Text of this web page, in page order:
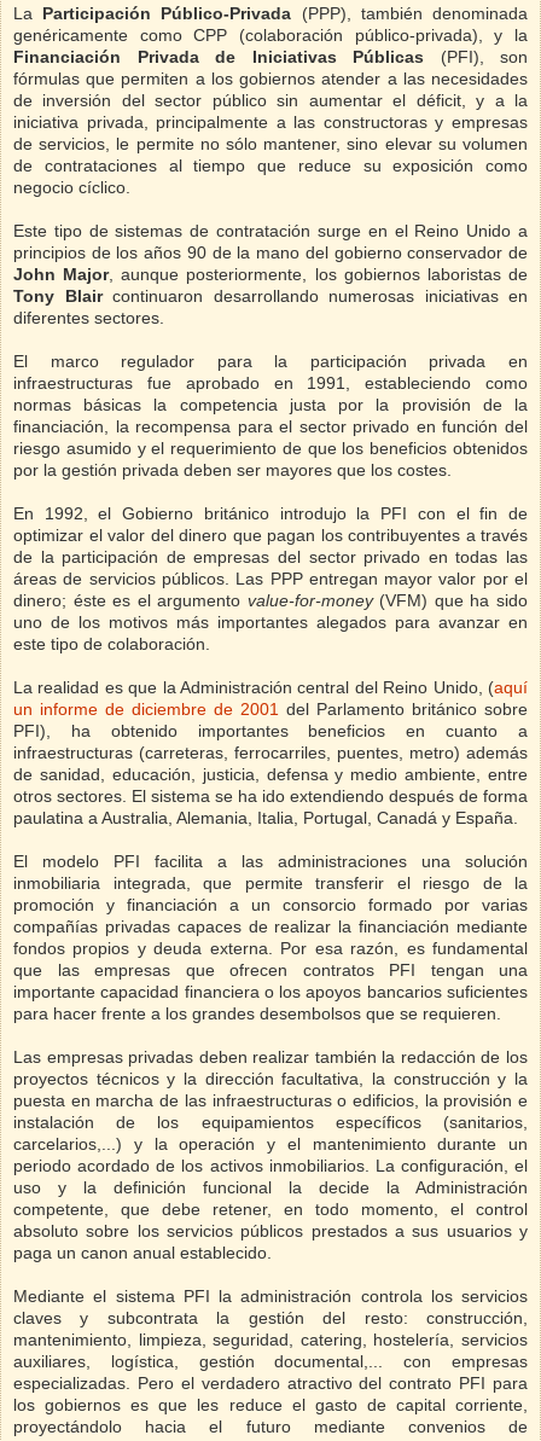
La Participación Público-Privada (PPP), también denominada
genéricamente como CPP (colaboración público-privada), y la
Financiación Privada de Iniciativas Públicas (PFI), son
fórmulas que permiten a los gobiernos atender a las necesidades
de inversión del sector público sin aumentar el déficit, y a la
iniciativa privada, principalmente a las constructoras y empresas
de servicios, le permite no sólo mantener, sino elevar su volumen
de contrataciones al tiempo que reduce su exposición como
negocio cíclico.
Este tipo de sistemas de contratación surge en el Reino Unido a
principios de los años 90 de la mano del gobierno conservador de
John Major, aunque posteriormente, los gobiernos laboristas de
Tony Blaircontinuaron desarrollando numerosas iniciativas en
diferentes sectores.
El marco regulador para la participación privada en
infraestructuras fue aprobado en 1991, estableciendo como
normas básicas la competencia justa por la provisión de la
financiación, la recompensa para el sector privado en función del
riesgo asumido y el requerimiento de que los beneficios obtenidos
por la gestión privada deben ser mayores que los costes.
En 1992, el Gobierno británico introdujo la PFI con el fin de
optimizar el valor del dinero que pagan los contribuyentes a través
de la participación de empresas del sector privado en todas las
áreas de servicios públicos. Las PPP entregan mayor valor por el
dinero; éste es el argumento value-for-money(VFM) que ha sido
uno de los motivos más importantes alegados para avanzar en
este tipo de colaboración.
La realidad es que la Administración central del Reino Unido, (aquí
un informe de diciembre de 2001 del Parlamento británico sobre
PFI), ha obtenido importantes beneficios en cuanto a
infraestructuras (carreteras, ferrocarriles, puentes, metro) además
de sanidad, educación, justicia, defensa y medio ambiente, entre
otros sectores. El sistema se ha ido extendiendo después de forma
paulatina a Australia, Alemania, Italia, Portugal, Canadá y España.
El modelo PFI facilita a las administraciones una solución
inmobiliaria integrada, que permite transferir el riesgo de la
promoción y financiación a un consorcio formado por varias
compañías privadas capaces de realizar la financiación mediante
fondos propios y deuda externa. Por esa razón, es fundamental
que las empresas que ofrecen contratos PFI tengan una
importante capacidad financiera o los apoyos bancarios suficientes
para hacer frente a los grandes desembolsos que se requieren.
Las empresas privadas deben realizar también la redacción de los
proyectos técnicos y la dirección facultativa, la construcción y la
puesta en marcha de las infraestructuras o edificios, la provisión e
instalación de los equipamientos específicos (sanitarios,
carcelarios,...) y la operación y el mantenimiento durante un
periodo acordado de los activos inmobiliarios. La configuración, el
uso y la definición funcional la decide la Administración
competente, que debe retener, en todo momento, el control
absoluto sobre los servicios públicos prestados a sus usuarios y
paga un canon anual establecido.
Mediante el sistema PFI la administración controla los servicios
claves y subcontrata la gestión del resto: construcción,
mantenimiento, limpieza, seguridad, catering, hostelería, servicios
auxiliares, logística, gestión documental,... con empresas
especializadas. Pero el verdadero atractivo del contrato PFI para
los gobiernos es que les reduce el gasto de capital corriente,
proyectándolo hacia el futuro mediante convenios de